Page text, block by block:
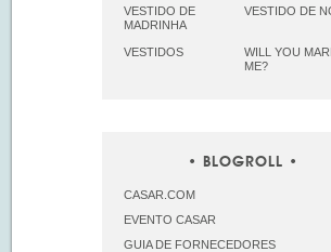
VESTIDO DE
MADRINHA
VESTIDO DE
VESTIDOS
WILL YOU
ME?
BLOGROLL
CASAR.COM
EVENTO CASAR
GUIA DE FORNECEDORES